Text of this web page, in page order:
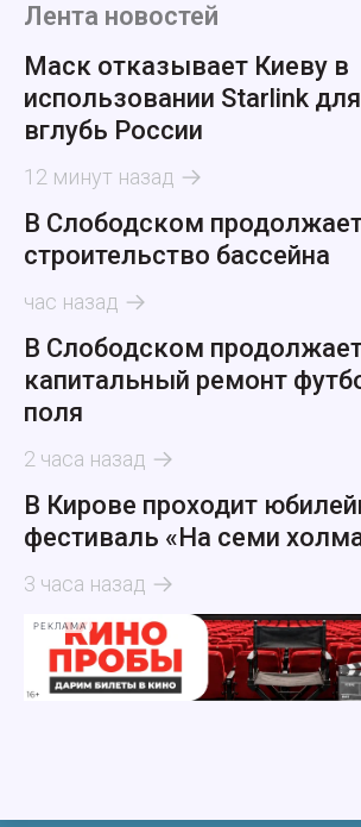
Лента новостей
Маск отказывает Киеву в
использовании Starlink
вглубь России
12 минут назад
В Слободском
строительство бассейна
час назад
В Слободском
капитальный ремонт
поля
2 часа назад
В Кирове проходит
фестиваль «На семи
3 часа назад
РЕКЛАМА